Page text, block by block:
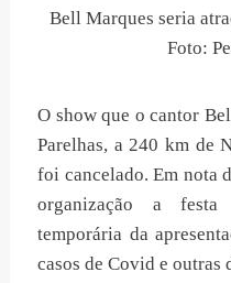
Bell Marques seria
Foto:
O show que o cantor
Parelhas, a 240 km de
foi cancelado. Em nota
organização a festa
temporária da
casos de Covid e outras